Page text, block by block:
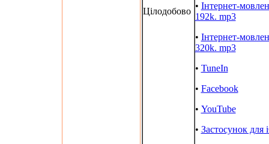
Цілодобово
• Інтернет-
192k. mp3
• Інтернет-
320k. mp3
• TuneIn
• Facebook
• YouTube
• Застосунок для